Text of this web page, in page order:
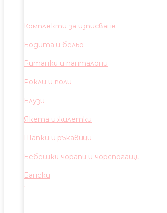
Комплекти за изписване
Бодита и бельо
Ританки и панталони
Рокли и поли
Блузи
Якета и жилетки
Шапки и ръкавици
Бебешки чорапи и чоропогащи
Бански